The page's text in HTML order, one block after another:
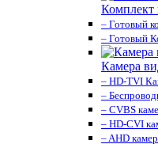
Комплект
– Готовый
– Готовый
Камера
– HD-TVI
–
– CVBS
– HD-CVI
– AHD